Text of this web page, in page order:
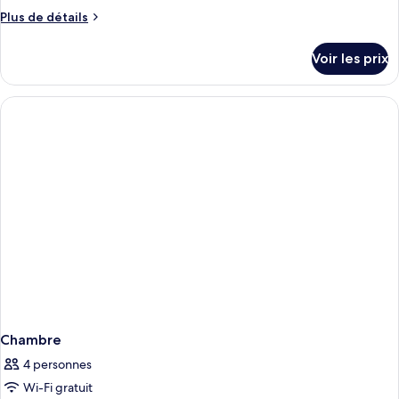
Plus de détails
Plus
le
type
de
Voir les prix
Chambre
4 personnes
Wi-Fi gratuit